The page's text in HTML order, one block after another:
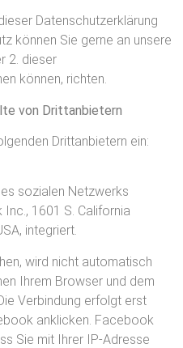
Datenschutzerklärung
können Sie gerne an unsere
2. dieser
können, richten.
von Drittanbietern
Drittanbietern ein:
sozialen Netzwerks
1601 S. California
integriert.
wird nicht automatisch
Ihrem Browser und dem
Verbindung erfolgt erst
anklicken. Facebook
Sie mit Ihrer IP-Adresse